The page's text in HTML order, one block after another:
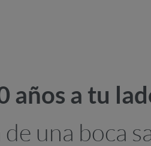
años a tu
una boca